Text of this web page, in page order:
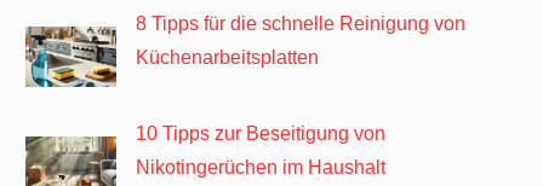
8 Tipps für die schnelle Reinigung von
Küchenarbeitsplatten
10 Tipps zur Beseitigung von
Nikotingerüchen im Haushalt